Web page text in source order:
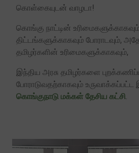
கொள்கையுடன் வாழடா!
கொங்கு நாட்டின்‌
திட்டங்களுக்காகவும்‌ போராடவும்‌,
தமிழர்களின்‌ உரிமைகளுக்காகவும்‌,
இந்திய அரசு தமிழர்களை
போராடுவதற்காகவும்‌
கொங்குநாடு மக்கள்‌ தேசிய கட்சி.